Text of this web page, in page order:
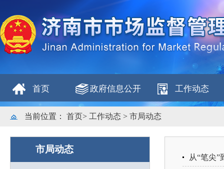
首页 政府信息公开 工作动态
当前位置： 首页> 工作动态 > 市局动态
市局动态
从“笔尖